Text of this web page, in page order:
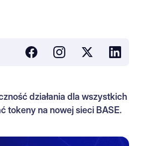
działania dla wszystkich
tokeny na nowej sieci BASE.